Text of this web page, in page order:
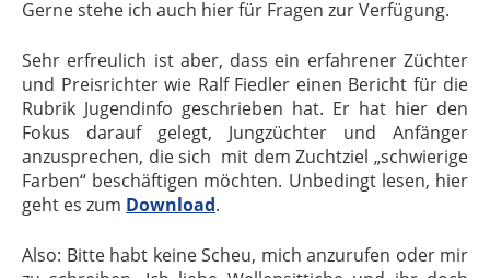
Gerne stehe ich auch hier für Fragen zur Verfügung.
Sehr erfreulich ist aber, dass ein erfahrener Züchter
und Preisrichter wie Ralf Fiedler einen Bericht für die
Rubrik Jugendinfo geschrieben hat. Er hat hier den
Fokus darauf gelegt, Jungzüchter und Anfänger
anzusprechen, die sich mit dem Zuchtziel „schwierige
Farben“ beschäftigen möchten. Unbedingt lesen, hier
geht es zum Download.
Also: Bitte habt keine Scheu, mich anzurufen oder mir